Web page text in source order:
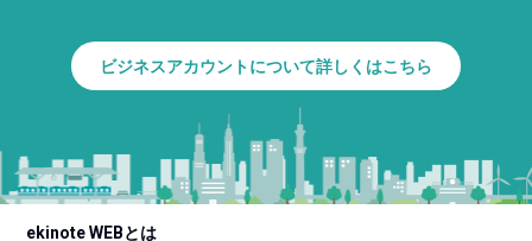
ビジネスアカウントについて詳しくはこちら
ekinote WEBとは